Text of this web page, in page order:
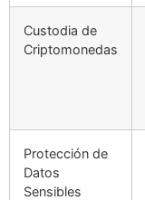
Custodia de
Criptomonedas
Protección de
Datos
Sensibles